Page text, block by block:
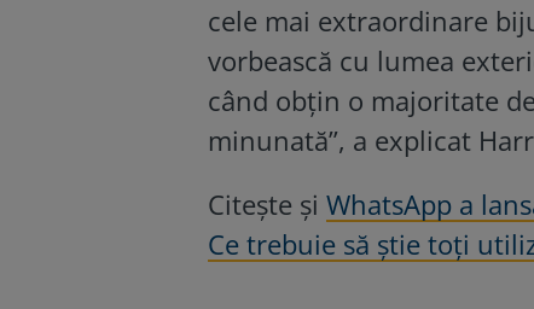
cele mai extraordinare
vorbească cu lumea
când obţin o majoritate
minunată”, a explicat
Citește și WhatsApp a
Ce trebuie să știe toți